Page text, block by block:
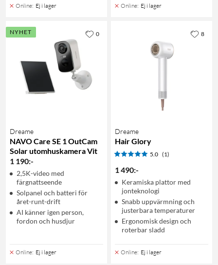
Online: Ej i lager Online: Ej i lager
NYHET
Dreame
NAVO Care SE 1 OutCam
Solar utomhuskamera Vit
1 190:-
2,5K-video med
färgnattseende
Solpanel och batteri för
året-runt-drift
AI känner igen person,
fordon och husdjur
Online: Ej i lager
0
Dreame
Hair Glory
5.0 (1)
1 490:-
Keramiska plattor med
jonteknologi
Snabb uppvärmning och
justerbara temperaturer
Ergonomisk design och
roterbar sladd
Online: Ej i lager
8